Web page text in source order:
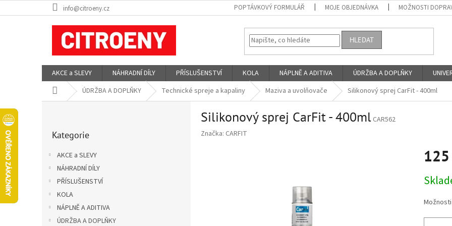
na
info@citroeny.cz POPTÁVKOVÝ FORMULÁŘ MOJE OBJEDNÁVKA MOŽNOSTI
HLEDAT
AKCE a SLEVY NÁHRADNÍ DÍLY PŘÍSLUŠENSTVÍ KOLA NÁPLNĚ A ADITIVA ÚDRŽBA A DOPLŇKY
Domů ÚDRŽBA A DOPLŇKY Technické spreje a kapaliny Maziva a uvolňovače Silikonový sprej CarFit - 400ml
kategorie
Kategorie
AKCE a SLEVY
NÁHRADNÍ DÍLY
PŘÍSLUŠENSTVÍ
KOLA
NÁPLNĚ A ADITIVA
ÚDRŽBA A DOPLŇKY
Silikonový sprej CarFit - 400ml CAR562
Značka: CARFIT
cena: